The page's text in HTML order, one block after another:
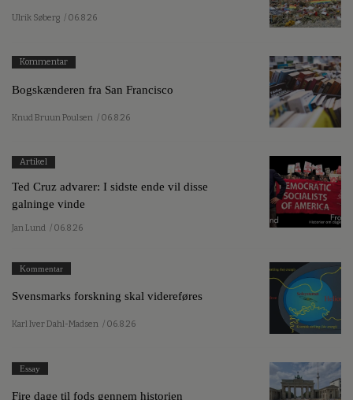
Ulrik Søberg / 06.8.26
Kommentar
Bogskænderen fra San Francisco
Knud Bruun Poulsen / 06.8.26
Artikel
Ted Cruz advarer: I sidste ende vil disse
galninge vinde
Jan Lund / 06.8.26
Kommentar
Svensmarks forskning skal videreføres
Karl Iver Dahl-Madsen / 06.8.26
Essay
Fire dage til fods gennem historien